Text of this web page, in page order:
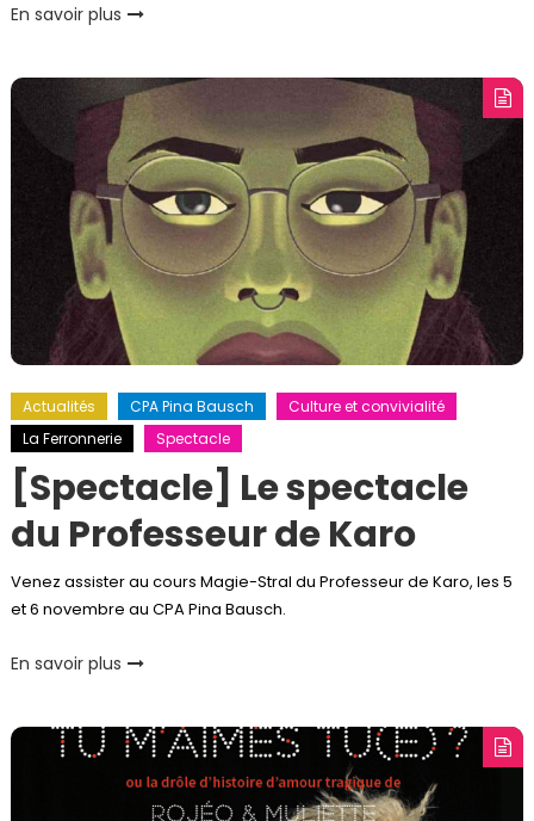
En savoir plus
Actualités CPA Pina Bausch
Culture et convivialité
La Ferronnerie
Spectacle
[Spectacle] Le spectacle
du Professeur de Karo
Venez assister au cours Magie-Stral du Professeur de Karo, les 5
et 6 novembre au CPA Pina Bausch.
En savoir plus